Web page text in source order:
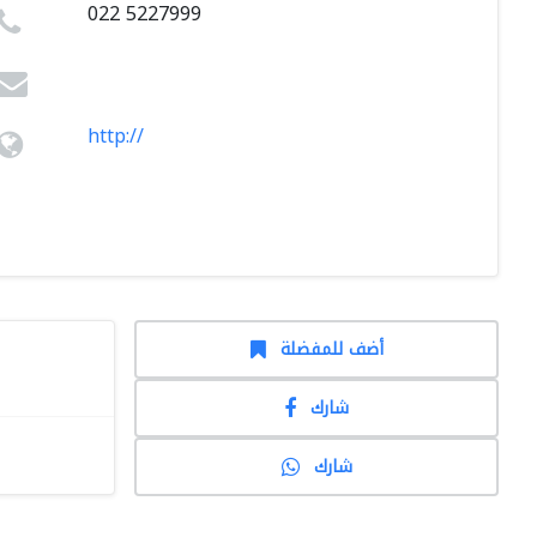
022 5227999
http://
أضف للمفضلة
شارك
شارك